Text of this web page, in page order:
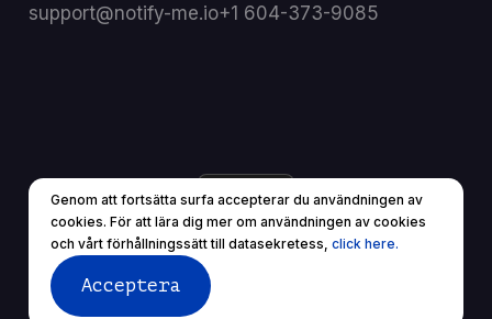
Genom att fortsätta surfa accepterar du användningen av
cookies. För att lära dig mer om användningen av cookies
och vårt förhållningssätt till datasekretess, click here.
Acceptera
support@notify-me.io+1 604-373-9085
© 2025 Alla rättigheter reserverade.
AnvändarvillkorSekretesspolicy